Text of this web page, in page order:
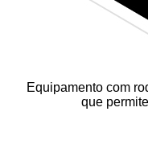
Equipamento com
que